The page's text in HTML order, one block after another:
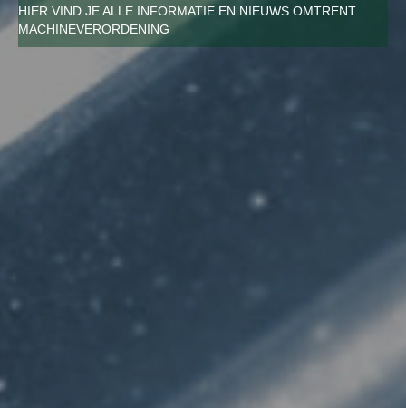
DE MACHINEVERORDENING
HIER VIND JE ALLE INFORMATIE EN NIEUWS OMTRENT
MACHINEVERORDENING